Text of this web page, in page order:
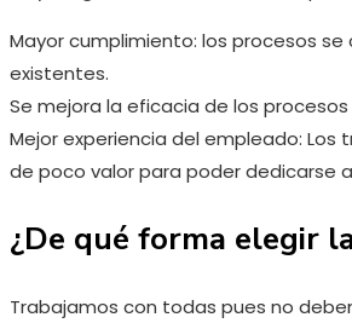
Mayor cumplimiento: los procesos
existentes.
Se mejora la eficacia de los
Mejor experiencia del empleado:
de poco valor para poder dedicarse
¿De qué forma elegir
Trabajamos con todas pues no